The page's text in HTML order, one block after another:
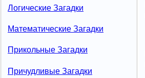
Логические Загадки
Математические Загадки
Прикольные Загадки
Причудливые Загадки